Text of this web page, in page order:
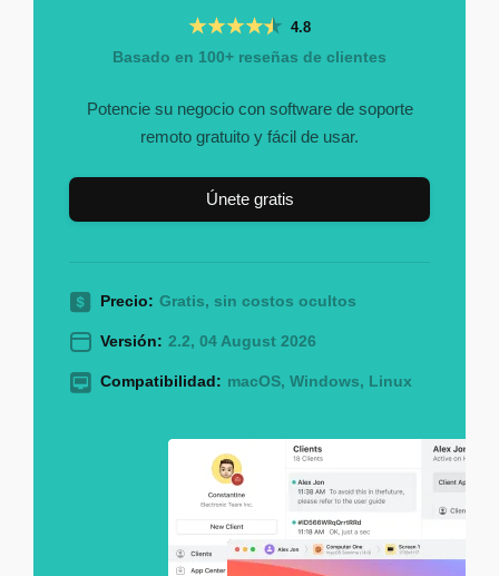
4.8
Basado en 100+ reseñas de clientes
Potencie su negocio con software de soporte
remoto gratuito y fácil de usar.
Únete gratis
Precio: Gratis, sin costos ocultos
Versión: 2.2, 04 August 2026
Compatibilidad: macOS, Windows, Linux